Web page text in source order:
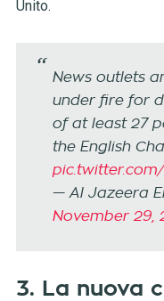
Unito.
News outlets
under fire for
of at least 27
the English
— Al Jazeera
November 29,
3. La nuova